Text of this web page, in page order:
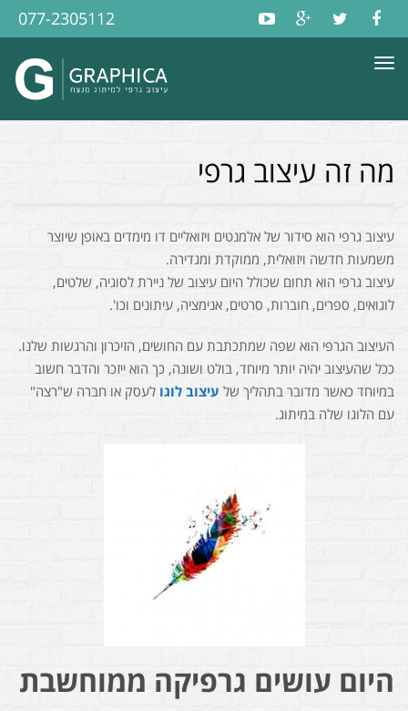
077-2305112
תפריט
מה זה עיצוב גרפי
עיצוב גרפי הוא סידור של אלמנטים ויזואליים דו מימדים באופן שיוצר
משמעות חדשה ויזואלית, ממוקדת ומגדירה.
עיצוב גרפי הוא תחום שכולל היום עיצוב של ניירת לסוגיה, שלטים,
לוגואים, ספרים, חוברות, סרטים, אנימציה, עיתונים וכו'.
העיצוב הגרפי הוא שפה שמתכתבת עם החושים, הזיכרון והרגשות שלנו.
ככל שהעיצוב יהיה יותר מיוחד, בולט ושונה, כך הוא ייזכר והדבר חשוב
במיוחד כאשר מדובר בתהליך של עיצוב לוגו לעסק או חברה ש"רצה"
עם הלוגו שלה במיתוג.
היום עושים גרפיקה ממוחשבת